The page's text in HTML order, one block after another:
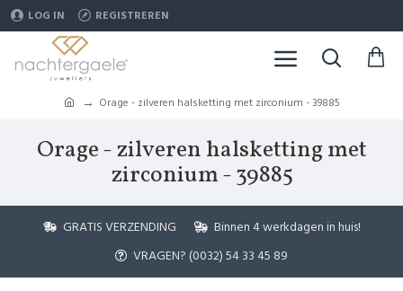
LOG IN REGISTREREN
Orage - zilveren halsketting met zirconium - 39885
Orage - zilveren halsketting met
zirconium - 39885
GRATIS VERZENDING
Binnen 4 werkdagen in huis!
VRAGEN? (0032) 54 33 45 89